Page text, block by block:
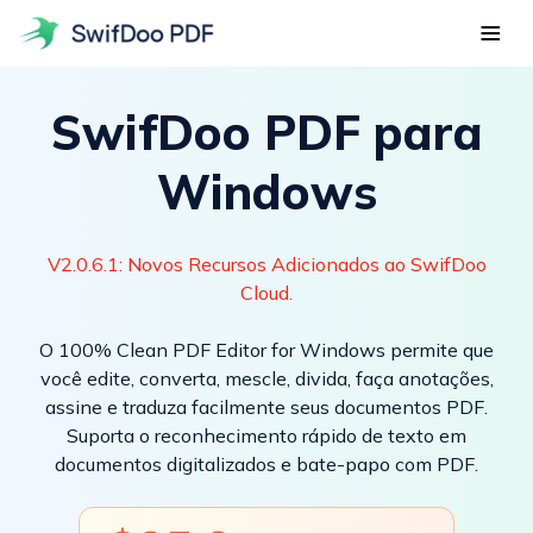
Ferramentas para PDF
SwifDoo PDF para Windows
Aumente a produtividade empresarial com o SwifDoo PDF
SwifDoo PDF para iPhone/iPad
SwifDoo PDF para Mac
Editor de PDF para macOS para aumentar sua eficiência.
SwifDoo PDF para Android
produtividade.
Recursos
fundo e muito mais em PDFs
Converta PDFs de/para documentos do Office, EPUB, JPG
e outros arquivos
Mesclar
Mesclar vários arquivos PDF em um só e dividir um PDF em
Registre-se
Download gratuito
SwifDoo PDF para
Windows
V2.0.6.1: Novos Recursos Adicionados ao SwifDoo
Cloud.
O 100% Clean PDF Editor for Windows permite que
você edite, converta, mescle, divida, faça anotações,
assine e traduza facilmente seus documentos PDF.
Suporta o reconhecimento rápido de texto em
documentos digitalizados e bate-papo com PDF.